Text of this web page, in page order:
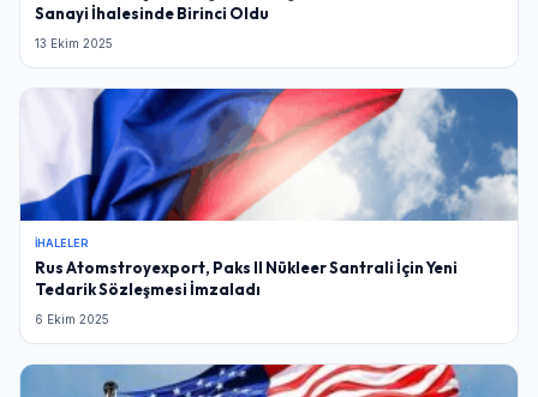
Sanayi İhalesinde Birinci Oldu
13 Ekim 2025
İHALELER
Rus Atomstroyexport, Paks II Nükleer Santrali İçin Yeni
Tedarik Sözleşmesi İmzaladı
6 Ekim 2025
Şifre
Beni Hatırla Şifremi Unuttum
Giriş Yap